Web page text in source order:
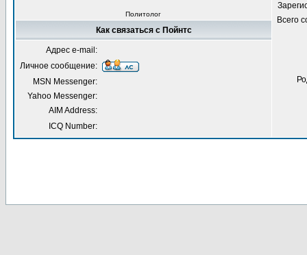
Политолог
Всего
Как связаться с Пойнтс
Адрес e-mail:
Личное сообщение:
MSN Messenger:
Yahoo Messenger:
AIM Address:
ICQ Number: